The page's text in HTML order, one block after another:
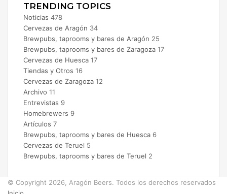
TRENDING TOPICS
Noticias 478
Cervezas de Aragón 34
Brewpubs, taprooms y bares de Aragón 25
Brewpubs, taprooms y bares de Zaragoza 17
Cervezas de Huesca 17
Tiendas y Otros 16
Cervezas de Zaragoza 12
Archivo 11
Entrevistas 9
Homebrewers 9
Artículos 7
Brewpubs, taprooms y bares de Huesca 6
Cervezas de Teruel 5
Brewpubs, taprooms y bares de Teruel 2
© Copyright 2026, Aragón Beers. Todos los derechos reservados